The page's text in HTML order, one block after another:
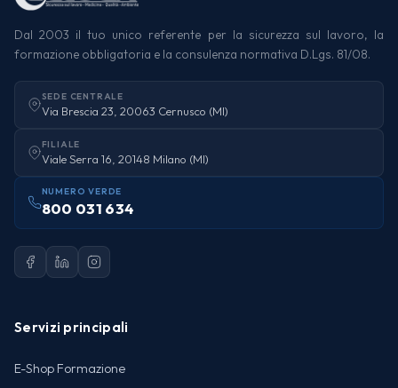
Dal 2003 il tuo unico referente per la sicurezza sul lavoro, la
formazione obbligatoria e la consulenza normativa D.Lgs. 81/08.
SEDE CENTRALE
Via Brescia 23, 20063 Cernusco (MI)
FILIALE
Viale Serra 16, 20148 Milano (MI)
NUMERO VERDE
800 031 634
Servizi principali
E-Shop Formazione